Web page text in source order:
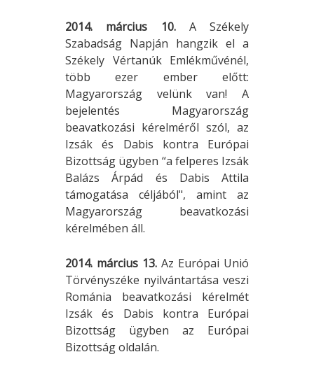
2014. március 10.A Székely
Szabadság Napján hangzik el a
Székely Vértanúk Emlékművénél,
több ezer ember előtt:
Magyarország velünk van! A
bejelentés Magyarország
beavatkozási kérelméről szól, az
Izsák és Dabis kontra Európai
Bizottság ügyben “a felperes Izsák
Balázs Árpád és Dabis Attila
támogatása céljából", amint az
Magyarország beavatkozási
kérelmében áll.
2014. március 13. Az Európai Unió
Törvényszéke nyilvántartása veszi
Románia beavatkozási kérelmét
Izsák és Dabis kontra Európai
Bizottság ügyben az Európai
Bizottság oldalán.